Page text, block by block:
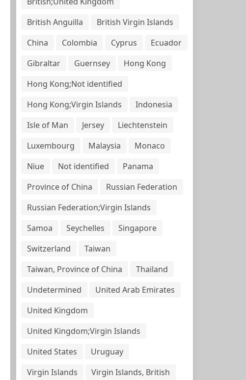
British Anguilla
British Virgin Islands
China
Colombia Cyprus
Ecuador
Gibraltar
Guernsey
Hong Kong
Hong Kong;Not identified
Hong Kong;Virgin Islands
Indonesia
Isle of Man
Jersey
Liechtenstein
Luxembourg
Malaysia
Monaco
Niue
Not identified
Panama
Province of China
Russian Federation
Russian Federation;Virgin Islands
Samoa
Seychelles
Singapore
Switzerland
Taiwan
Taiwan, Province of China
Thailand
Undetermined
United Arab Emirates
United Kingdom
United Kingdom;Virgin Islands
United States
Uruguay
Virgin Islands
Virgin Islands, British